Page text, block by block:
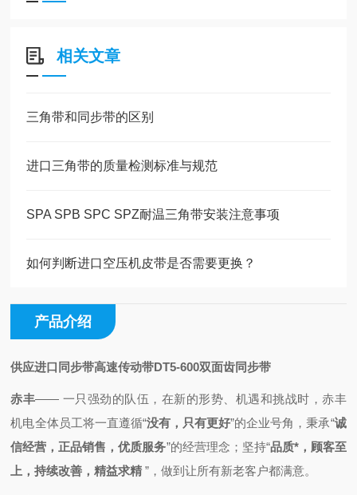
相关文章
三角带和同步带的区别
进口三角带的质量检测标准与规范
SPA SPB SPC SPZ耐温三角带安装注意事项
如何判断进口空压机皮带是否需要更换？
产品介绍
供应进口同步带高速传动带DT5-600双面齿同步带
赤丰—— 一只强劲的队伍， 在新的形势、机遇和挑战时，赤丰
机电全体员工将一直遵循“没有，只有更好”的企业号角，秉承“诚
信经营，正品销售，优质服务”的经营理念； 坚持“品质*，顾客至
上，持续改善，精益求精 ”，做到让所有新老客户都满意。